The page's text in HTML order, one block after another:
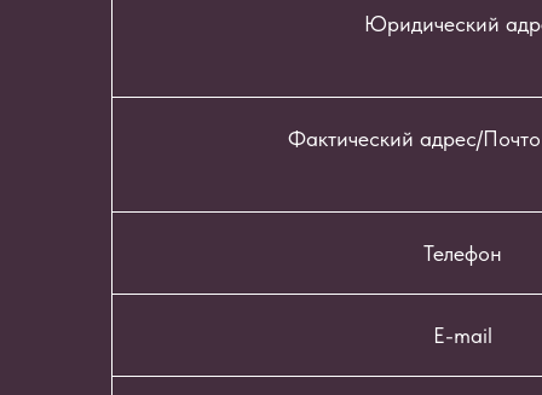
Юридический
Фактический адрес/
Телефон
E-mail